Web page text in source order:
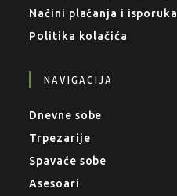
Načini plaćanja i isporuka
Politika kolačića
NAVIGACIJA
Dnevne sobe
Trpezarije
Spavaće sobe
Asesoari